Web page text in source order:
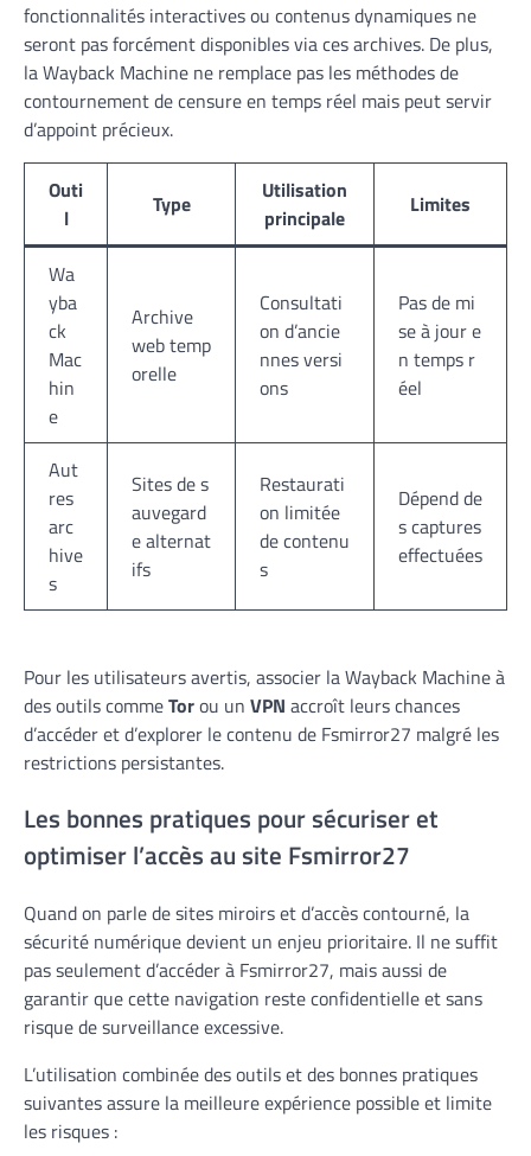
fonctionnalités interactives ou contenus dynamiques ne
seront pas forcément disponibles via ces archives. De plus,
la Wayback Machine ne remplace pas les méthodes de
contournement de censure en temps réel mais peut servir
d’appoint précieux.
Outi
l
Type
Utilisation
principale
Limites
Wa
yba
ck
Mac
hin
e
Archive
web temp
orelle
Consultati
on d’ancie
nnes versi
ons
Pas de mi
se à jour e
n temps r
éel
Aut
res
arc
hive
s
Sites de s
auvegard
e alternat
ifs
Restaurati
on limitée
de contenu
s
Dépend de
s captures
effectuées
Pour les utilisateurs avertis, associer la Wayback Machine à
des outils commeTorou un VPN accroît leurs chances
d’accéder et d’explorer le contenu de Fsmirror27 malgré les
restrictions persistantes.
Les bonnes pratiques pour sécuriser et
optimiser l’accès au site Fsmirror27
Quand on parle de sites miroirs et d’accès contourné, la
sécurité numérique devient un enjeu prioritaire. Il ne suffit
pas seulement d’accéder à Fsmirror27, mais aussi de
garantir que cette navigation reste confidentielle et sans
risque de surveillance excessive.
L’utilisation combinée des outils et des bonnes pratiques
suivantes assure la meilleure expérience possible et limite
les risques :